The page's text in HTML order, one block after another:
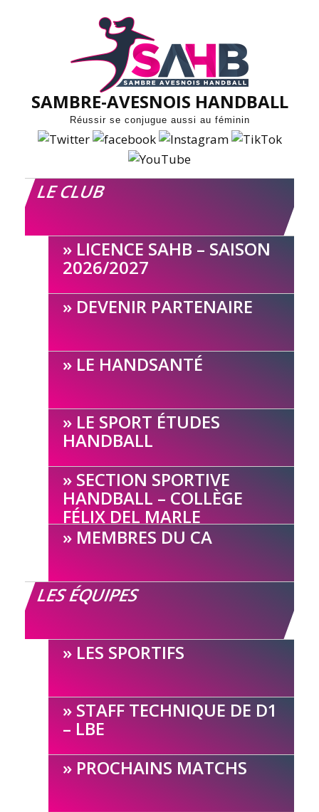
SAMBRE-AVESNOIS HANDBALL
Réussir se conjugue aussi au féminin
LE CLUB
LICENCE SAHB – SAISON
2026/2027
DEVENIR PARTENAIRE
LE HANDSANTÉ
LE SPORT ÉTUDES
HANDBALL
SECTION SPORTIVE
HANDBALL – COLLÈGE
FÉLIX DEL MARLE
MEMBRES DU CA
LES ÉQUIPES
LES SPORTIFS
STAFF TECHNIQUE DE D1
– LBE
PROCHAINS MATCHS